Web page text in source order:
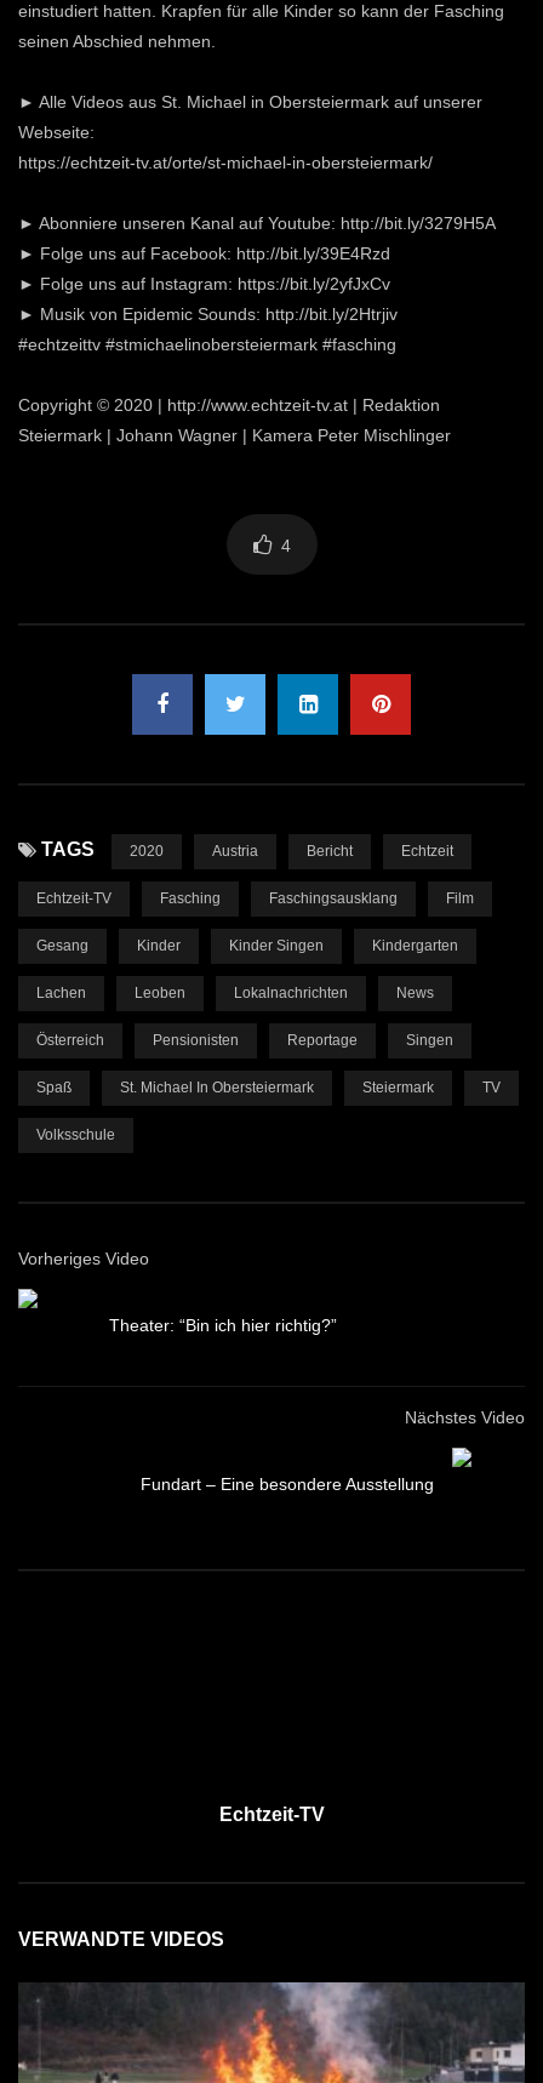
einstudiert hatten. Krapfen für alle Kinder so kann der Fasching
seinen Abschied nehmen.
► Alle Videos aus St. Michael in Obersteiermark auf unserer
Webseite:
https://echtzeit-tv.at/orte/st-michael-in-obersteiermark/
► Abonniere unseren Kanal auf Youtube: http://bit.ly/3279H5A
► Folge uns auf Facebook: http://bit.ly/39E4Rzd
► Folge uns auf Instagram: https://bit.ly/2yfJxCv
► Musik von Epidemic Sounds: http://bit.ly/2Htrjiv
#echtzeittv #stmichaelinobersteiermark #fasching
Copyright © 2020 | http://www.echtzeit-tv.at | Redaktion
Steiermark | Johann Wagner | Kamera Peter Mischlinger
4
TAGS 2020 Austria Bericht Echtzeit
Echtzeit-TV Fasching Faschingsausklang Film
Gesang Kinder Kinder Singen Kindergarten
Lachen Leoben Lokalnachrichten News
Österreich Pensionisten Reportage Singen
Spaß St. Michael In Obersteiermark Steiermark TV
Volksschule
Vorheriges Video
Theater: “Bin ich hier richtig?”
Nächstes Video
Fundart – Eine besondere Ausstellung
Echtzeit-TV
VERWANDTE VIDEOS